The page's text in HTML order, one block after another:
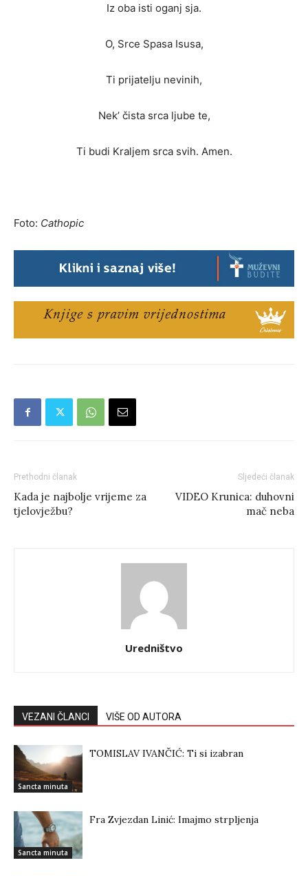
Iz oba isti oganj sja.
O, Srce Spasa Isusa,
Ti prijatelju nevinih,
Nek’ čista srca ljube te,
Ti budi Kraljem srca svih. Amen.
Foto: Cathopic
Prethodni članak
Kada je najbolje vrijeme za
tjelovježbu?
Sljedeći članak
VIDEO Krunica: duhovni
mač neba
Uredništvo
VEZANI ČLANCI VIŠE OD AUTORA
Sancta minuta
TOMISLAV IVANČIĆ: Ti si izabran
Sancta minuta
Fra Zvjezdan Linić: Imajmo strpljenja